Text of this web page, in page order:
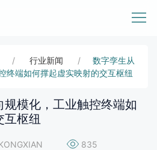
行业新闻
数字孪生从
终端如何撑起虚实映射的交互枢纽
模化，工业触控终端如
互枢纽
835